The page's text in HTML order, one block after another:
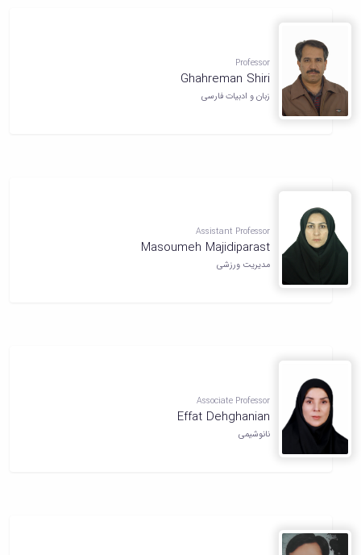
Professor
Ghahreman Shiri
زبان و ادبیات فارسی
Assistant Professor
Masoumeh Majidiparast
مدیریت ورزشی
Associate Professor
Effat Dehghanian
نانوشیمی